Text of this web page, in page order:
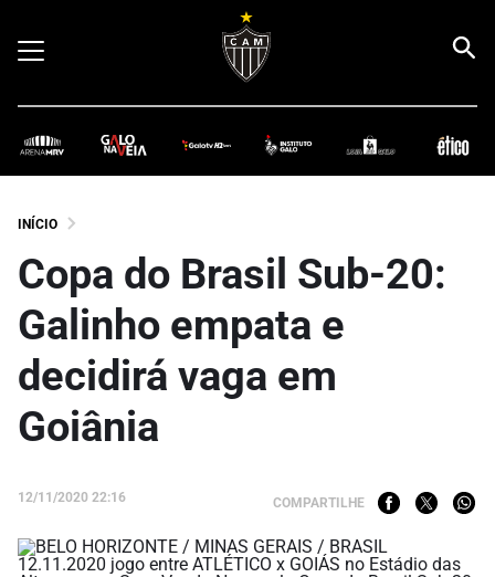
INÍCIO
Copa do Brasil Sub-20:
Galinho empata e
decidirá vaga em
Goiânia
12/11/2020 22:16 COMPARTILHE